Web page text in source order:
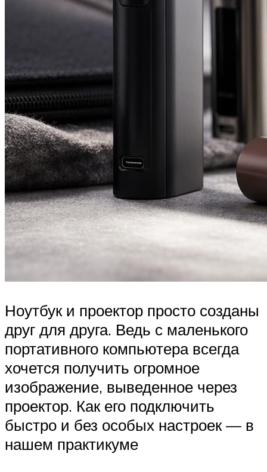
Ноутбук и проектор просто созданы
друг для друга. Ведь с маленького
портативного компьютера всегда
хочется получить огромное
изображение, выведенное через
проектор. Как его подключить
быстро и без особых настроек — в
нашем практикуме